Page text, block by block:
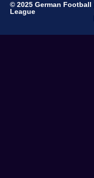
© 2025 German Football
League